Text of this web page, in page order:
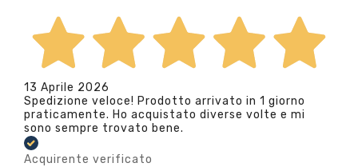
13 Aprile 2026
Spedizione veloce! Prodotto arrivato in 1 giorno
praticamente. Ho acquistato diverse volte e mi
sono sempre trovato bene.
Acquirente verificato